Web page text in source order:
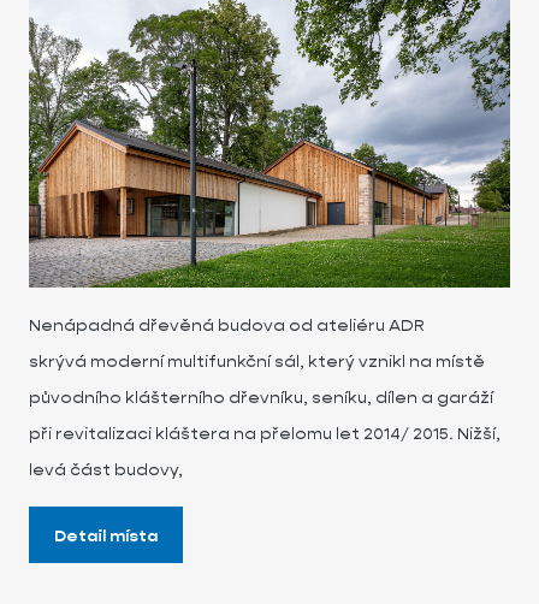
Nenápadná dřevěná budova od ateliéru ADR
skrývá moderní multifunkční sál, který vznikl na místě
původního klášterního dřevníku, seníku, dílen a garáží
při revitalizaci kláštera na přelomu let 2014/ 2015. Nižší,
levá část budovy,
Detail místa